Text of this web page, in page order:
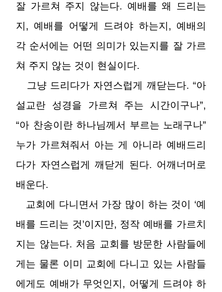
잘 가르쳐 주지 않는다. 예배를 왜 드리는
지, 예배를 어떻게 드려야 하는지, 예배의
각 순서에는 어떤 의미가 있는지를 잘 가르
쳐 주지 않는 것이 현실이다.
그냥 드리다가 자연스럽게 깨닫는다. “아
설교란 성경을 가르쳐 주는 시간이구나”,
“아 찬송이란 하나님께서 부르는 노래구나”
누가 가르쳐줘서 아는 게 아니라 예배드리
다가 자연스럽게 깨닫게 된다. 어깨너머로
배운다.
교회에 다니면서 가장 많이 하는 것이 ‘예
배를 드리는 것’이지만, 정작 예배를 가르치
지는 않는다. 처음 교회를 방문한 사람들에
게는 물론 이미 교회에 다니고 있는 사람들
에게도 예배가 무엇인지, 어떻게 드려야 하